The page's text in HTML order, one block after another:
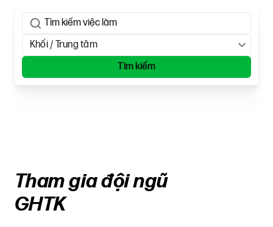
Khối / Trung tâm
Tìm kiếm
Tham gia đội ngũ
GHTK